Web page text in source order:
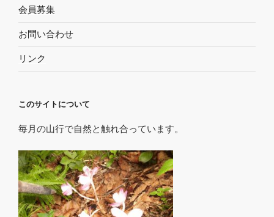
会員募集
お問い合わせ
リンク
このサイトについて
毎月の山行で自然と触れ合っています。